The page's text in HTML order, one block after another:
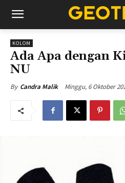
KOLOM
Ada Apa dengan
NU
By Candra Malik Minggu, 6 Oktober